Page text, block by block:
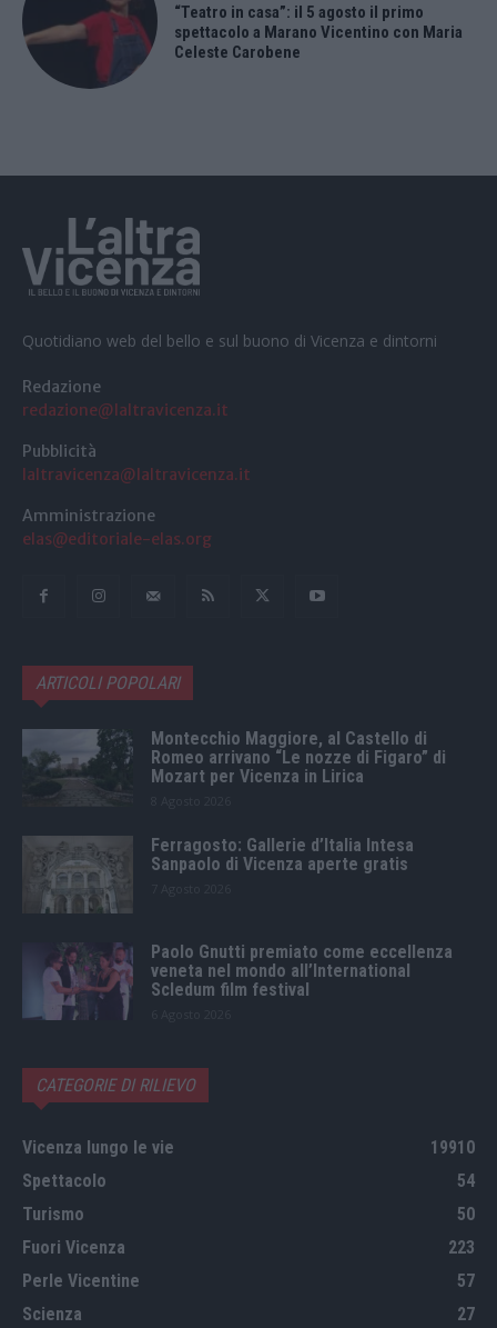
“Teatro in casa”: il 5 agosto il primo
spettacolo a Marano Vicentino con Maria
Celeste Carobene
Quotidiano web del bello e sul buono di Vicenza e dintorni
Redazione
redazione@laltravicenza.it
Pubblicità
laltravicenza@laltravicenza.it
Amministrazione
elas@editoriale-elas.org
ARTICOLI POPOLARI
Montecchio Maggiore, al Castello di
Romeo arrivano “Le nozze di Figaro” di
Mozart per Vicenza in Lirica
Ferragosto: Gallerie d’Italia Intesa
Sanpaolo di Vicenza aperte gratis
Paolo Gnutti premiato come eccellenza
veneta nel mondo all’International
Scledum film festival
CATEGORIE DI RILIEVO
Vicenza lungo le vie
19910
Spettacolo
54
Turismo
50
Fuori Vicenza
223
Perle Vicentine
57
Scienza
27